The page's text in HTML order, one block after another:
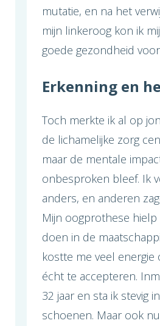
mutatie, en na het
mijn linkeroog kon ik
goede gezondheid
Erkenning en
Toch merkte ik al op
de lichamelijke zorg
maar de mentale
onbesproken bleef. Ik
anders, en anderen
Mijn oogprothese
doen in de
kostte me veel energie
écht te accepteren.
32 jaar en sta ik stevig
schoenen. Maar ook